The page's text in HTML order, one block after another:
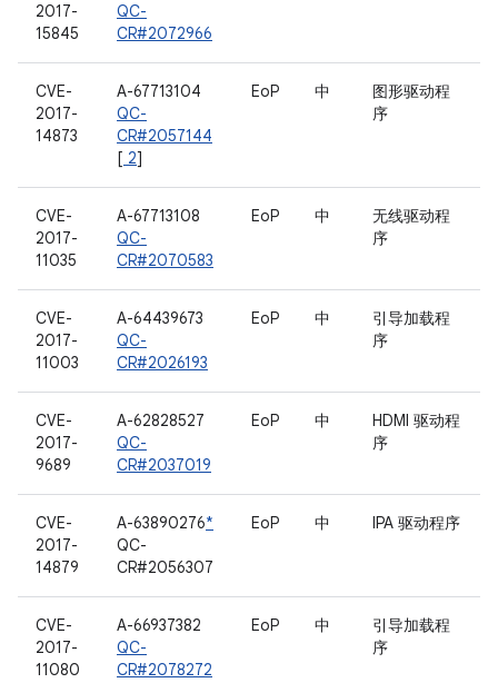
2017-
15845
QC-
CR#2072966
CVE-
2017-
14873
A-67713104
QC-
CR#2057144
[ 2]
EoP 中
图形驱动程
序
CVE-
2017-
11035
A-67713108
QC-
CR#2070583
EoP 中
无线驱动程
序
CVE-
2017-
11003
A-64439673
QC-
CR#2026193
EoP 中
引导加载程
序
CVE-
2017-
9689
A-62828527
QC-
CR#2037019
EoP 中
HDMI 驱动程
序
CVE-
2017-
14879
A-63890276*
QC-
CR#2056307
EoP 中 IPA 驱动程序
CVE-
2017-
11080
A-66937382
QC-
CR#2078272
EoP 中
引导加载程
序